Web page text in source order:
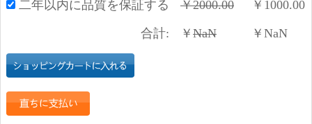
二年以内に品質を保証する ￥2000.00 ￥ 1000.00
合計: ￥ NaN ￥ NaN